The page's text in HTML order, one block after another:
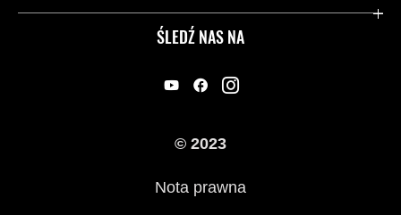
ŚLEDŹ NAS NA
Przydatne strony
© 2023
Nota prawna